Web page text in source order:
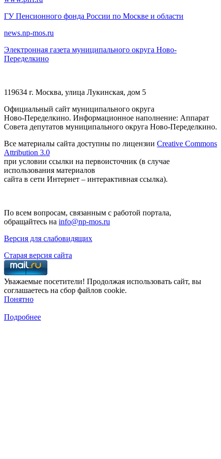
ГУ Пенсионного фонда России по Москве и области
news.np-mos.ru
Электронная газета муниципального округа Ново-
Переделкино
119634 г. Москва, улица Лукинская, дом 5
Официальный сайт муниципального округа
Ново-Переделкино. Информационное наполнение: Аппарат
Совета депутатов муниципального округа Ново-Переделкино.
Все материалы сайта доступны по лицензии Creative Commons
Attribution 3.0
при условии ссылки на первоисточник (в случае
использования материалов
сайта в сети Интернет – интерактивная ссылка).
По всем вопросам, связанным с работой портала,
обращайтесь на info@np-mos.ru
Версия для слабовидящих
Старая версия сайта
Уважаемые посетители! Продолжая использовать сайт, вы
соглашаетесь на сбор файлов cookie.
Понятно
Подробнее